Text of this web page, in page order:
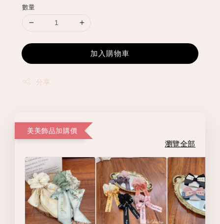
數量
加入購物車
分享
美美飾品加購價
瀏覽全部